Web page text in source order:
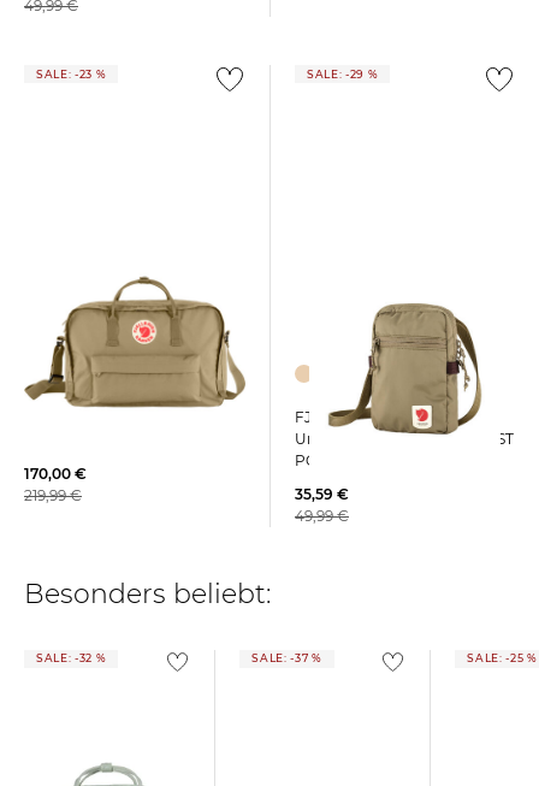
49,99 €
SALE: -23 %
170,00 €
219,99 €
SALE: -29 %
FJÄLLRÄVEN |
Umhängetasche HIGH COAST
POCKET
35,59 €
49,99 €
Besonders beliebt:
SALE: -32 % SALE: -37 % SALE: -25 %